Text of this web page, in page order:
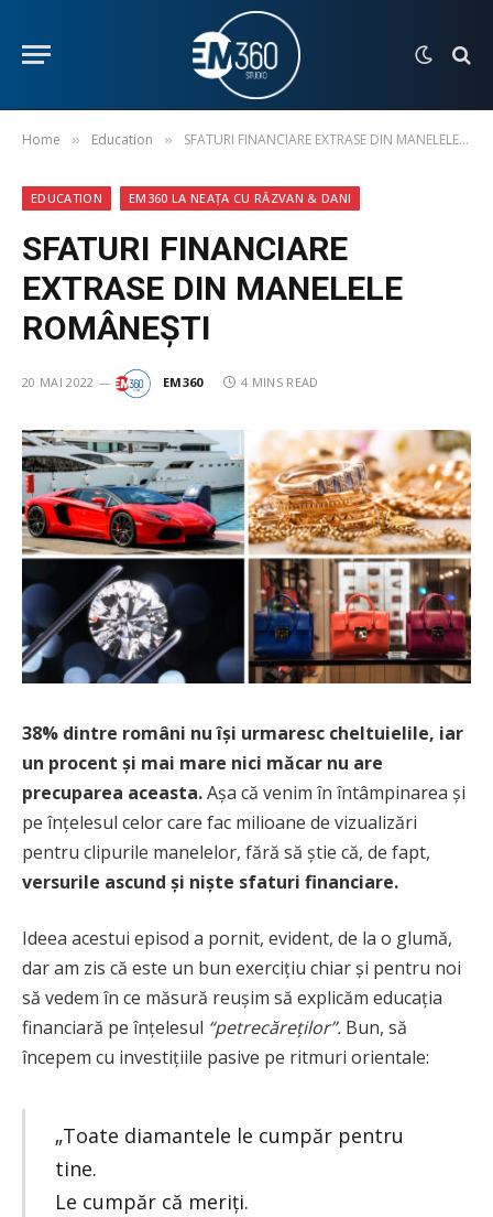
Home » Education » SFATURI FINANCIARE EXTRASE DIN MANELELE ROMÂNEȘTI
EDUCATION EM360 LA NEAȚA CU RĂZVAN & DANI
SFATURI FINANCIARE
EXTRASE DIN MANELELE
ROMÂNEȘTI
20 MAI 2022 EM360 4 MINS READ
38% dintre români nu își urmaresc cheltuielile, iar
un procent și mai mare nici măcar nu are
precuparea aceasta.Așa că venim în întâmpinarea și
pe înțelesul celor care fac milioane de vizualizări
pentru clipurile manelelor, fără să știe că, de fapt,
versurile ascund și niște sfaturi financiare.
Ideea acestui episod a pornit, evident, de la o glumă,
dar am zis că este un bun exercițiu chiar și pentru noi
să vedem în ce măsură reușim să explicăm educația
financiară pe înțelesul “petrecăreților”. Bun, să
începem cu investițiile pasive pe ritmuri orientale:
„Toate diamantele le cumpăr pentru
tine.
Le cumpăr că meriți.